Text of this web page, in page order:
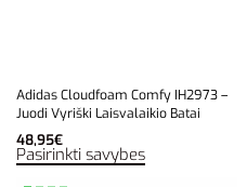
Adidas Cloudfoam Comfy IH2973 –
Juodi Vyriški Laisvalaikio Batai
48,95€
Pasirinkti savybes